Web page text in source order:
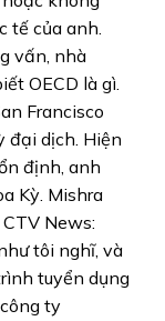
tế của anh.
vấn, nhà
OECD là gì.
Francisco
đại dịch. Hiện
định, anh
Kỳ. Mishra
News:
tôi nghĩ, và
tuyển dụng
ty